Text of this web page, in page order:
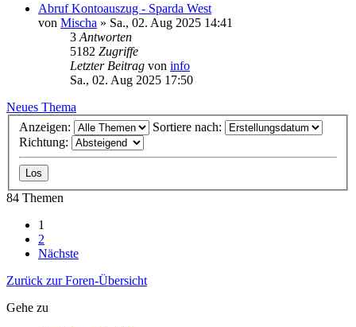
Abruf Kontoauszug - Sparda West
von Mischa » Sa., 02. Aug 2025 14:41
3 Antworten
5182 Zugriffe
Letzter Beitrag von info
Sa., 02. Aug 2025 17:50
Neues Thema
Anzeigen:
Sortiere nach:
Richtung:
84 Themen
1
2
Nächste
Zurück zur Foren-Übersicht
Gehe zu